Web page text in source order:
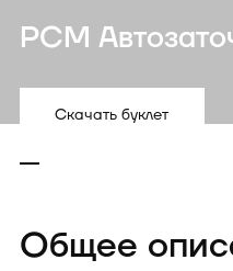
РСМ
Скачать буклет
Общее